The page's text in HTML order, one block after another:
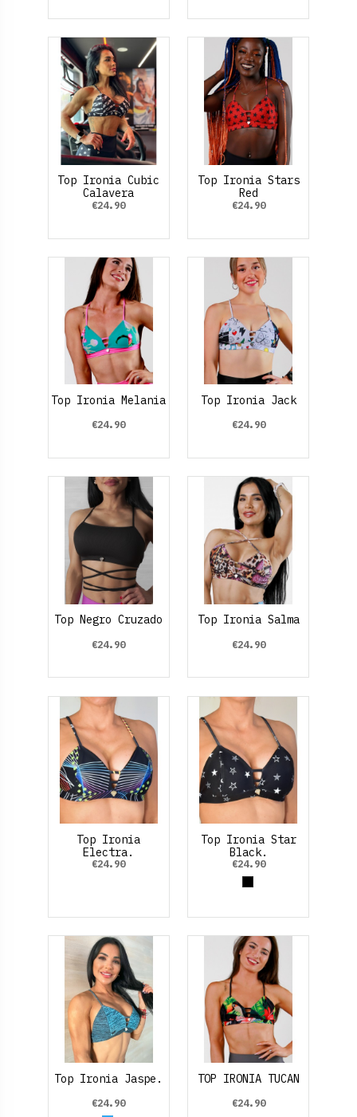
Top Ironia Cubic
Calavera
€24.90
Top Ironia Stars
Red
€24.90
Top Ironia Melania
€24.90
Top Ironia Jack
€24.90
Top Negro Cruzado
€24.90
Top Ironia Salma
€24.90
Top Ironia
Electra.
€24.90
Top Ironia Star
Black.
€24.90
Black
Top Ironia Jaspe.
€24.90
TOP IRONIA TUCAN
€24.90